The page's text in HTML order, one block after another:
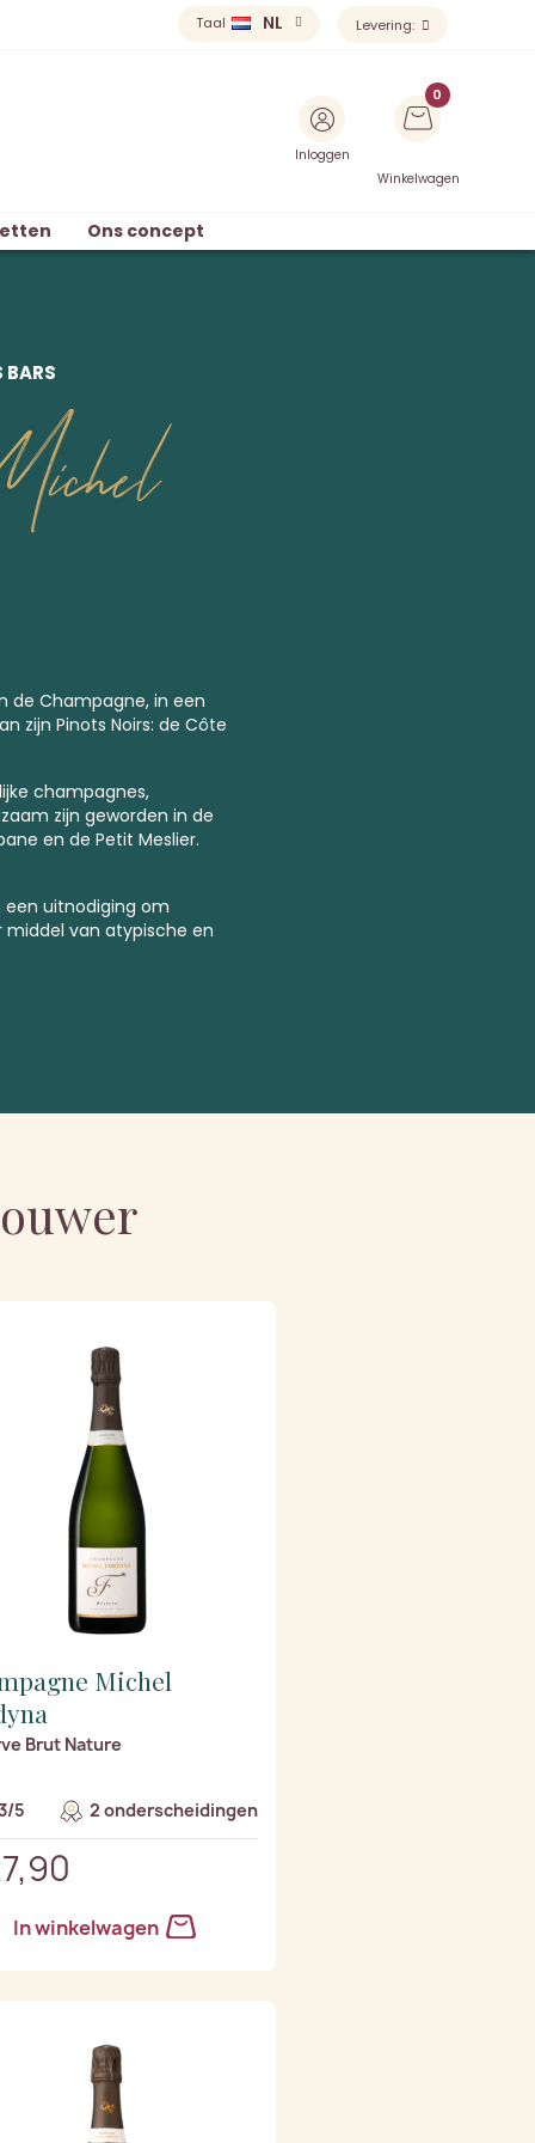
Taal NL Levering:
Inloggen
Winkelwagen
Ons concept
BARS
de Champagne, in een
zijn Pinots Noirs: de Côte
champagnes,
zijn geworden in de
en de Petit Meslier.
een uitnodiging om
van atypische en
Michel
Brut Nature
5 2 onderscheidingen
In winkelwagen